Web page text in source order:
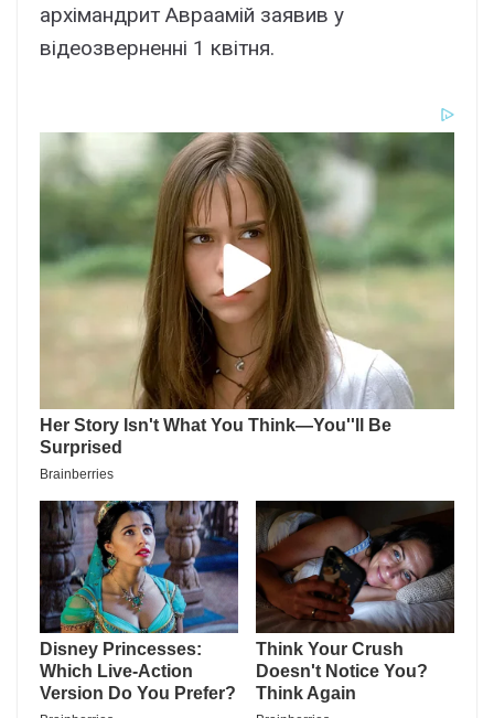
архімандрит Авраамій заявив у
відеозверненні 1 квітня.